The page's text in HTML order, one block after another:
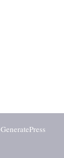
GeneratePress